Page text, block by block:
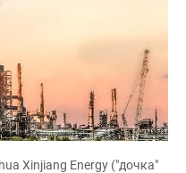
Xinjiang Energy ("дочка"